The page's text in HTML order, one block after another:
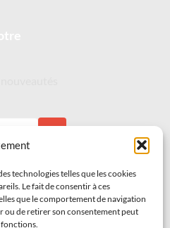
technologies telles que les cookies
Le fait de consentir à ces
que le comportement de navigation
ou de retirer son consentement peut